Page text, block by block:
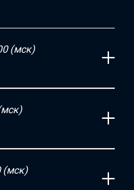
(мск)
(мск)